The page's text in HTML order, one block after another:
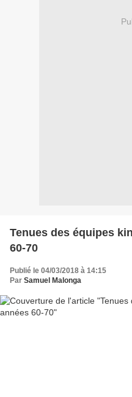
Tenues des équipes
60-70
Publié le 04/03/2018 à 14:15
Par Samuel Malonga